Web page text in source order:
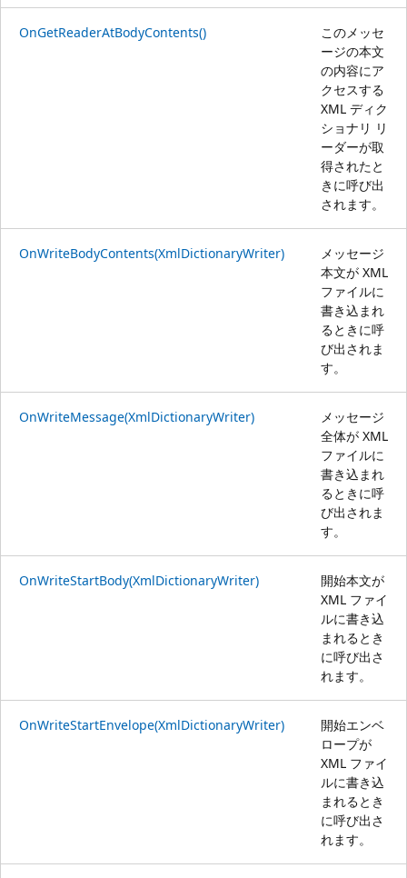
OnGetReaderAtBodyContents()
このメッセ
ージの本文
の内容にア
クセスする
XML ディク
ショナリ リ
ーダーが取
得されたと
きに呼び出
されます。
OnWriteBodyContents(XmlDictionaryWriter)
メッセージ
本文が XML
ファイルに
書き込まれ
るときに呼
び出されま
す。
OnWriteMessage(XmlDictionaryWriter)
メッセージ
全体が XML
ファイルに
書き込まれ
るときに呼
び出されま
す。
OnWriteStartBody(XmlDictionaryWriter)
開始本文が
XML ファイ
ルに書き込
まれるとき
に呼び出さ
れます。
OnWriteStartEnvelope(XmlDictionaryWriter)
開始エンベ
ロープが
XML ファイ
ルに書き込
まれるとき
に呼び出さ
れます。